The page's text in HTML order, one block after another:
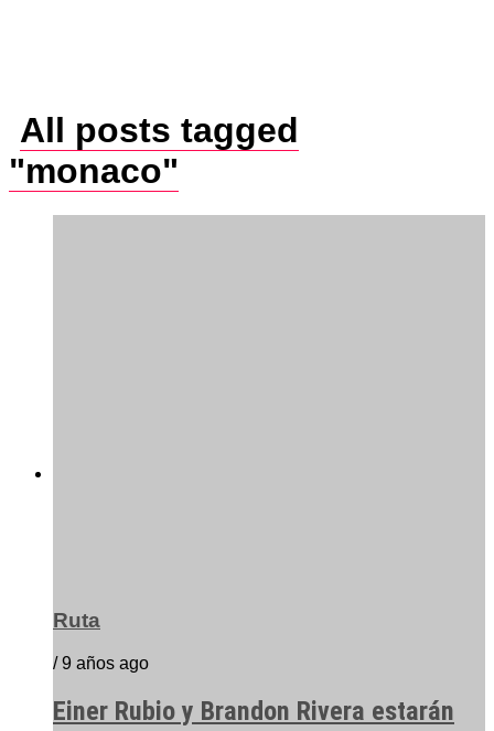
All posts tagged
"monaco"
Ruta
/ 9 años ago
Einer Rubio y Brandon Rivera estarán